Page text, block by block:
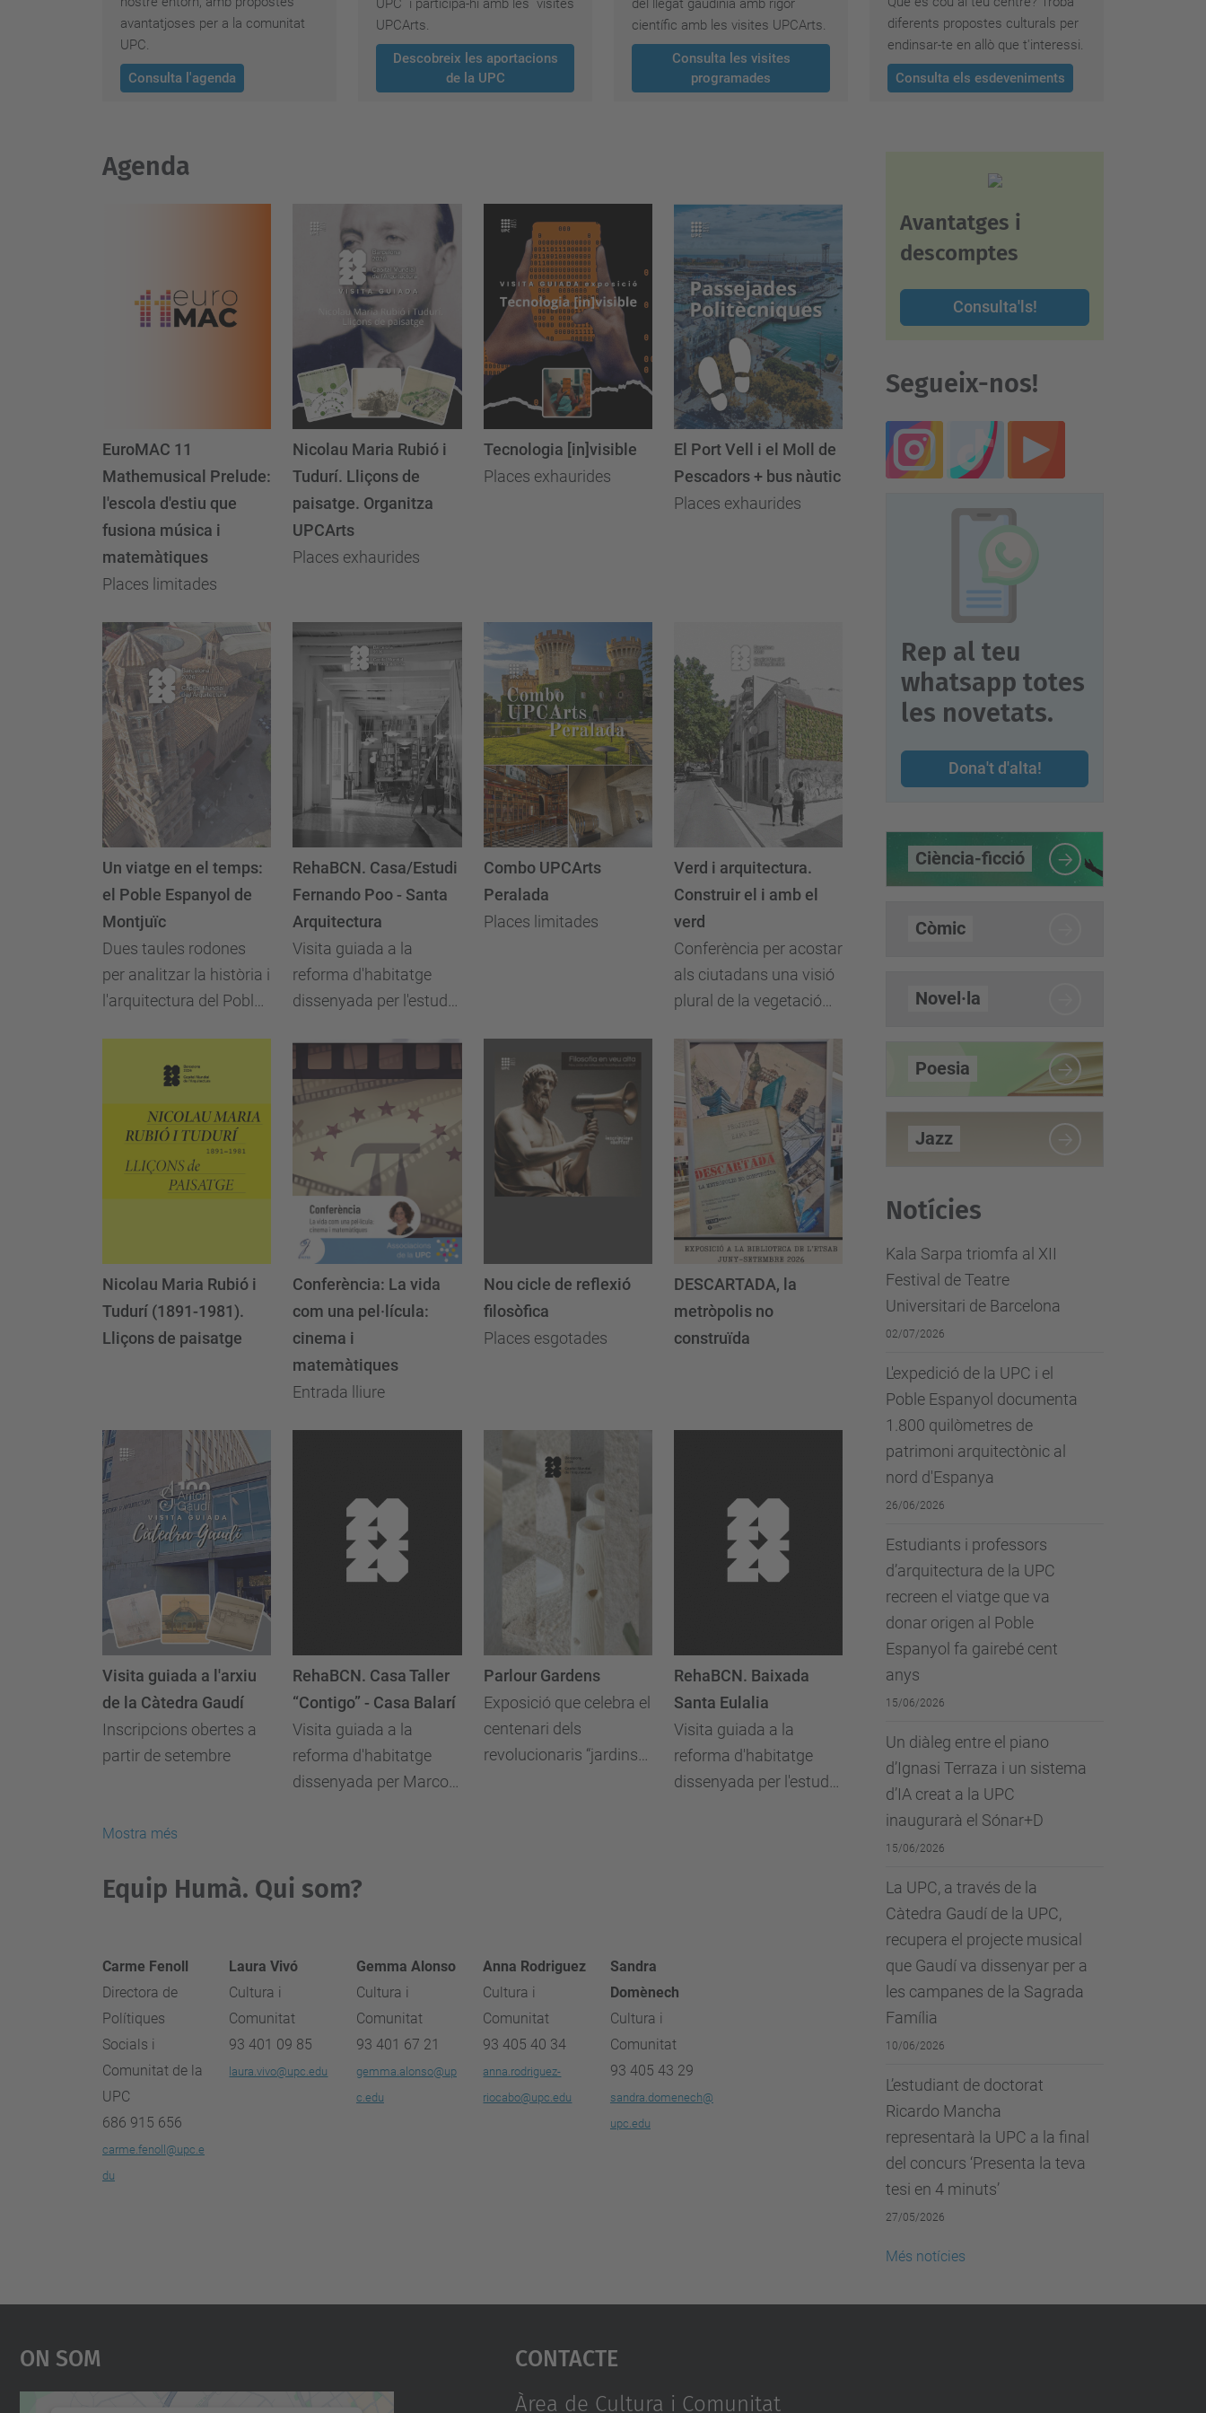
avantatjoses per a la comunitat
UPC.
Consulta l'agenda
UPC i participa-hi amb les visites
UPCArts.
Descobreix les aportacions
de la UPC
del llegat gaudinià amb rigor
científic amb les visites UPCArts.
Consulta les visites
programades
diferents propostes culturals per
endinsar-te en allò que t'interessi.
Consulta els esdeveniments
Agenda
Places limitades
EuroMAC 11
Mathemusical Prelude:
l'escola d'estiu que
fusiona música i
matemàtiques
Places exhaurides
Nicolau Maria Rubió i
Tudurí. Lliçons de
paisatge. Organitza
UPCArts
Places exhaurides
Tecnologia [in]visible
Places exhaurides
El Port Vell i el Moll de
Pescadors + bus nàutic
Dues taules rodones
per analitzar la història i
l'arquitectura del Poble
Un viatge en el temps:
el Poble Espanyol de
Montjuïc
Visita guiada a la
reforma d'habitatge
dissenyada per l'estudi
RehaBCN. Casa/Estudi
Fernando Poo - Santa
Arquitectura
Places limitades
Combo UPCArts
Peralada
Conferència per acostar
als ciutadans una visió
plural de la vegetació
Verd i arquitectura.
Construir el i amb el
verd
Nicolau Maria Rubió i
Tudurí (1891-1981).
Lliçons de paisatge
Entrada lliure
Conferència: La vida
com una pel·lícula:
cinema i
matemàtiques
Places esgotades
Nou cicle de reflexió
filosòfica
DESCARTADA, la
metròpolis no
construïda
Inscripcions obertes a
partir de setembre
Visita guiada a l'arxiu
de la Càtedra Gaudí
Visita guiada a la
reforma d'habitatge
dissenyada per Marcos
RehaBCN. Casa Taller
“Contigo” - Casa Balarí
Exposició que celebra el
centenari dels
revolucionaris “jardins
Parlour Gardens
Visita guiada a la
reforma d'habitatge
dissenyada per l'estudi
RehaBCN. Baixada
Santa Eulalia
Mostra més
Equip Humà. Qui som?
Carme Fenoll
Directora de
Polítiques
Socials i
Comunitat de la
UPC
686 915 656
carme.fenoll@upc.e
du
Laura Vivó
Cultura i
Comunitat
93 401 09 85
laura.vivo@upc.edu
Gemma Alonso
Cultura i
Comunitat
93 401 67 21
gemma.alonso@up
c.edu
Anna Rodriguez
Cultura i
Comunitat
93 405 40 34
anna.rodriguez-
riocabo@upc.edu
Sandra
Domènech
Cultura i
Comunitat
93 405 43 29
sandra.domenech@
upc.edu
Avantatges i
descomptes
Consulta'ls!
Segueix-nos!
Rep al teu
whatsapp totes
les novetats.
Dona't d'alta!
Ciència-ficció
Còmic
Novel·la
Poesia
Jazz
Notícies
Kala Sarpa triomfa al XII
Festival de Teatre
Universitari de Barcelona
02/07/2026
L'expedició de la UPC i el
Poble Espanyol documenta
1.800 quilòmetres de
patrimoni arquitectònic al
nord d'Espanya
26/06/2026
Estudiants i professors
d’arquitectura de la UPC
recreen el viatge que va
donar origen al Poble
Espanyol fa gairebé cent
anys
15/06/2026
Un diàleg entre el piano
d’Ignasi Terraza i un sistema
d’IA creat a la UPC
inaugurarà el Sónar+D
15/06/2026
La UPC, a través de la
Càtedra Gaudí de la UPC,
recupera el projecte musical
que Gaudí va dissenyar per a
les campanes de la Sagrada
Família
10/06/2026
L’estudiant de doctorat
Ricardo Mancha
representarà la UPC a la final
del concurs ‘Presenta la teva
tesi en 4 minuts’
27/05/2026
Més notícies
On Som Contacte
Àrea de Cultura i Comunitat